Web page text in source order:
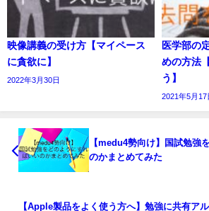
映像講義の受け方【マイペース
に貪欲に】
2022年3月30日
医学部の
めの方法
う】
2021年5月17
【medu4勢向け】国試勉強
のかまとめてみた
【Apple製品をよく使う方へ】勉強に共有ア